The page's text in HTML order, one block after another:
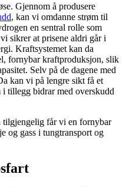
Gjennom å produsere
, kan vi omdanne strøm til
en sentral rolle som
sikrer at prisene aldri går i
Kraftsystemet kan da
fornybar kraftproduksjon, slik
Selv på de dagene med
kan vi på lengre sikt få et
tillegg bidrar med overskudd
tilgjengelig får vi en fornybar
og gass i tungtransport og